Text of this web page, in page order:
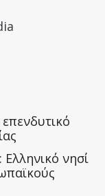
Ελληνικό νησί